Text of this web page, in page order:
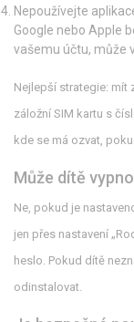
Nepoužívejte
Google nebo Apple
vašemu účtu, může
Nejlepší strategie: mít
záložní SIM kartu s
kde se má ozvat,
Může dítě
Ne, pokud je
jen přes nastavení
heslo. Pokud dítě
odinstalovat.